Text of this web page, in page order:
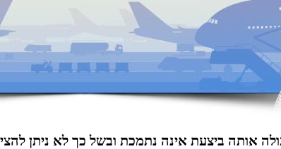
אותה ביצעת אינה נתמכת ובשל כך לא ניתן